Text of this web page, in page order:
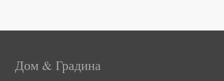
Дом & Градина